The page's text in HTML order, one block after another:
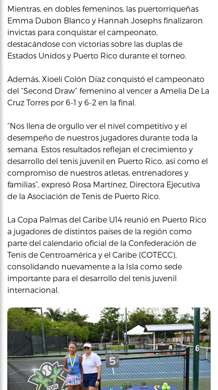
Mientras, en dobles femeninos, las puertorriqueñas
Emma Dubon Blanco y Hannah Josephs finalizaron
invictas para conquistar el campeonato,
destacándose con victorias sobre las duplas de
Estados Unidos y Puerto Rico durante el torneo.
Además, Xioeli Colón Díaz conquistó el campeonato
del “Second Draw” femenino al vencer a Amelia De La
Cruz Torres por 6-1 y 6-2 en la final.
“Nos llena de orgullo ver el nivel competitivo y el
desempeño de nuestros jugadores durante toda la
semana. Estos resultados reflejan el crecimiento y
desarrollo del tenis juvenil en Puerto Rico, así como el
compromiso de nuestros atletas, entrenadores y
familias”, expresó Rosa Martínez, Directora Ejecutiva
de la Asociación de Tenis de Puerto Rico.
La Copa Palmas del Caribe U14 reunió en Puerto Rico
a jugadores de distintos países de la región como
parte del calendario oficial de la Confederación de
Tenis de Centroamérica y el Caribe (COTECC),
consolidando nuevamente a la Isla como sede
importante para el desarrollo del tenis juvenil
internacional.